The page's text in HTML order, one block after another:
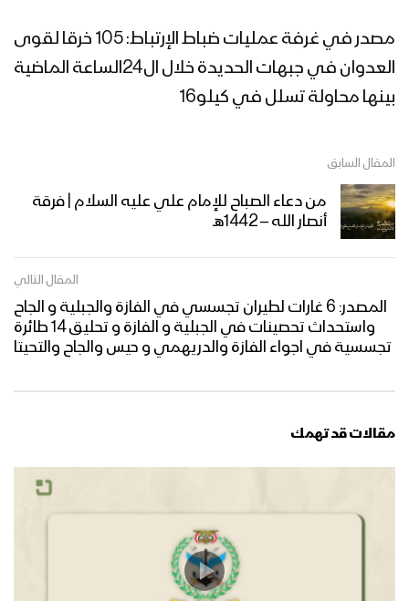
مصدر في غرفة عمليات ضباط الإرتباط: 105 خرقا لقوى
العدوان في جبهات الحديدة خلال ال24الساعة الماضية
بينها محاولة تسلل في كيلو16
المقال السابق
من دعاء الصباح للإمام علي عليه السلام | فرقة
أنصار الله – 1442هـ
المقال التالي
المصدر: 6 غارات لطيران تجسسي في الفازة والجبلية و الجاح
واستحداث تحصينات في الجبلية و الفازة و تحليق 14 طائرة
تجسسية في اجواء الفازة والدريهمي و حيس والجاح والتحيتا
مقالات قد تهمك